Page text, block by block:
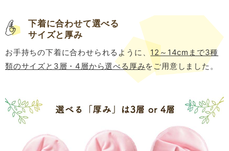
下着に合わせて選べる
サイズと厚み
お手持ちの下着に合わせられるように、12～14cmまで3種
類のサイズと3層・4層から選べる厚みをご用意しました。